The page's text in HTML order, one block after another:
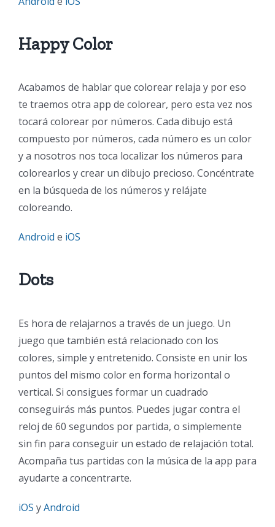
Happy Color
Acabamos de hablar que colorear relaja y por eso
te traemos otra app de colorear, pero esta vez nos
tocará colorear por números. Cada dibujo está
compuesto por números, cada número es un color
y a nosotros nos toca localizar los números para
colorearlos y crear un dibujo precioso. Concéntrate
en la búsqueda de los números y relájate
coloreando.
Android e iOS
Dots
Es hora de relajarnos a través de un juego. Un
juego que también está relacionado con los
colores, simple y entretenido. Consiste en unir los
puntos del mismo color en forma horizontal o
vertical. Si consigues formar un cuadrado
conseguirás más puntos. Puedes jugar contra el
reloj de 60 segundos por partida, o simplemente
sin fin para conseguir un estado de relajación total.
Acompaña tus partidas con la música de la app para
ayudarte a concentrarte.
iOS yAndroid